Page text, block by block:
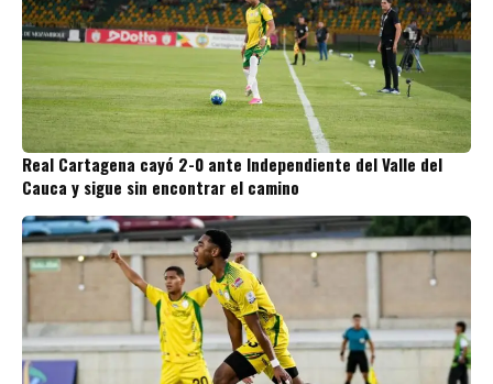
Real Cartagena cayó 2-0 ante Independiente del Valle del
Cauca y sigue sin encontrar el camino